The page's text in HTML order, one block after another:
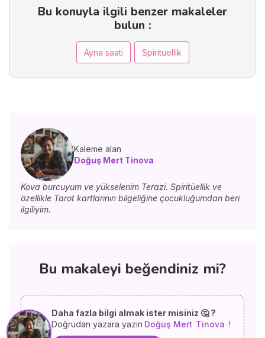
Bu konuyla ilgili benzer makaleler
bulun :
Ayna saati Spirituellik
Kaleme alan
Doğuş Mert Tinova
Kova burcuyum ve yükselenim Terazi. Spiritüellik ve
özellikle Tarot kartlarının bilgeliğine çocukluğumdan beri
ilgiliyim.
Bu makaleyi beğendiniz mi?
Daha fazla bilgi almak ister misiniz 🤔 ?
Doğrudan yazara yazın Doğuş Mert Tinova !